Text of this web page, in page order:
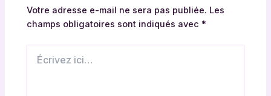
Votre adresse e-mail ne sera pas publiée. Les
champs obligatoires sont indiqués avec*
ici…